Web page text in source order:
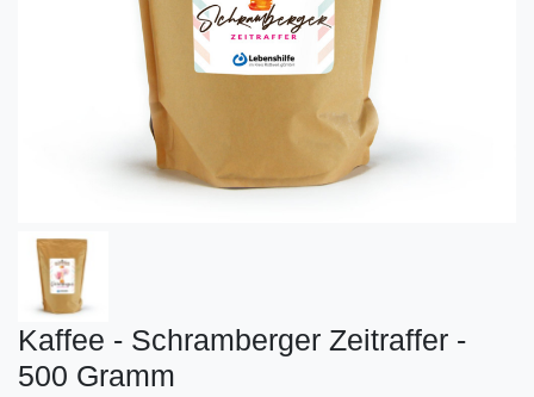
Kaffee - Schramberger Zeitraffer -
500 Gramm